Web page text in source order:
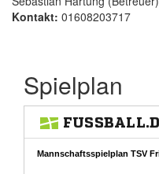
Kontakt: 01608203717
Spielplan